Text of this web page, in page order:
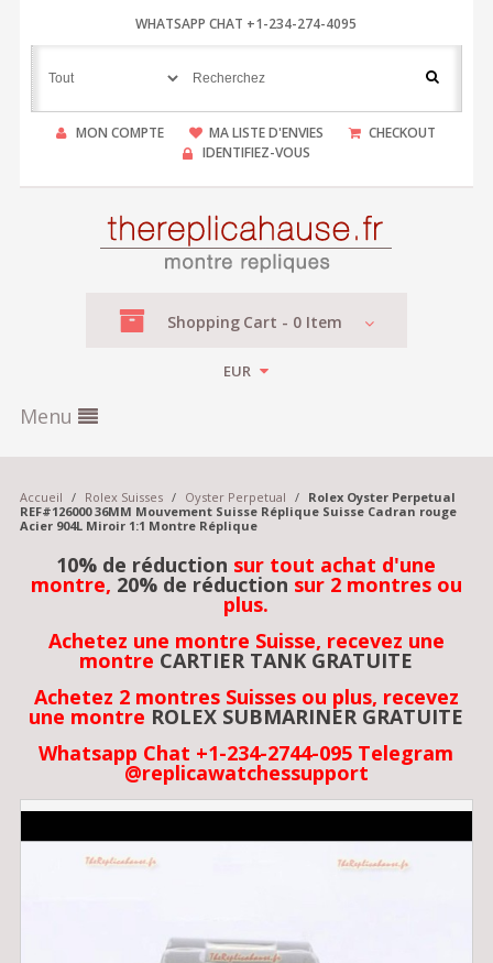
WHATSAPP CHAT +1-234-274-4095
MON COMPTE MA LISTE D'ENVIES
CHECKOUT
IDENTIFIEZ-VOUS
Shopping Cart - 0Item
EUR
Menu
Accueil / Rolex Suisses / Oyster Perpetual /
Rolex Oyster Perpetual
REF#126000 36MM Mouvement Suisse Réplique Suisse Cadran rouge
Acier 904L Miroir 1:1 Montre Réplique
10% de réduction sur tout achat d'une
montre, 20% de réduction sur 2 montres ou
plus.
Achetez une montre Suisse, recevez une
montre CARTIER TANK GRATUITE
Achetez 2 montres Suisses ou plus, recevez
une montre ROLEX SUBMARINER GRATUITE
Whatsapp Chat +1-234-2744-095 Telegram
@replicawatchessupport